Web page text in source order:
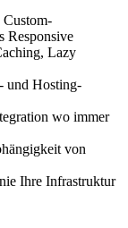
Custom-
Responsive
Lazy
und Hosting-
wo immer
von
Ihre Infrastruktur